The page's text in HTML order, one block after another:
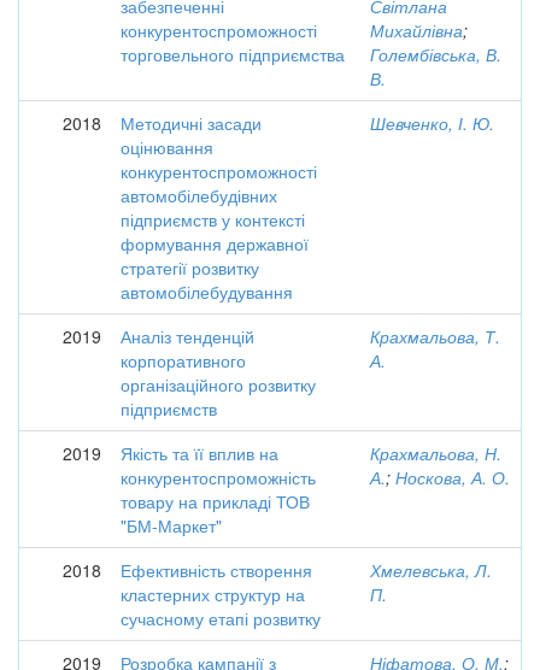
забезпеченні
конкурентоспроможності
торговельного підприємства
Світлана
Михайлівна;
Голембівська, В.
В.
2018
Методичні засади
оцінювання
конкурентоспроможності
автомобілебудівних
підприємств у контексті
формування державної
стратегії розвитку
автомобілебудування
Шевченко, І. Ю.
2019
Аналіз тенденцій
корпоративного
організаційного розвитку
підприємств
Крахмальова, Т.
А.
2019
Якість та її вплив на
конкурентоспроможність
товару на прикладі ТОВ
"БМ-Маркет"
Крахмальова, Н.
А.; Носкова, А. О.
2018
Ефективність створення
кластерних структур на
сучасному етапі розвитку
Хмелевська, Л.
П.
2019 Розробка кампанії з Ніфатова, О. М.;